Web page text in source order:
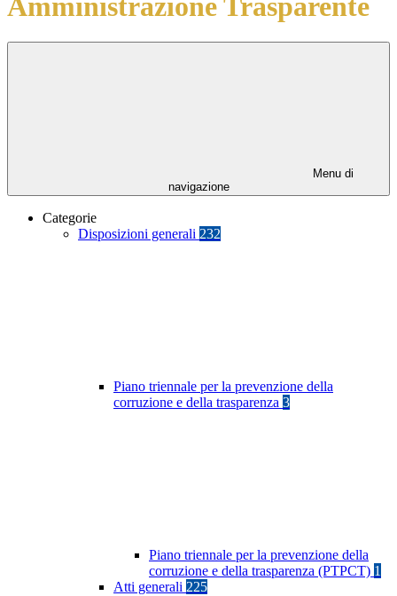
Menu di
navigazione
Categorie
Disposizioni generali 232
Piano triennale per la prevenzione della
corruzione e della trasparenza 3
Piano triennale per la prevenzione della
corruzione e della trasparenza (PTPCT) 1
Atti generali 225